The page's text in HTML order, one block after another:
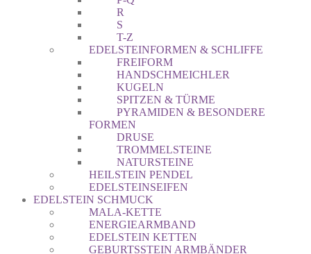
R
S
T-Z
EDELSTEINFORMEN & SCHLIFFE
FREIFORM
HANDSCHMEICHLER
KUGELN
SPITZEN & TÜRME
PYRAMIDEN & BESONDERE
FORMEN
DRUSE
TROMMELSTEINE
NATURSTEINE
HEILSTEIN PENDEL
EDELSTEINSEIFEN
EDELSTEIN SCHMUCK
MALA-KETTE
ENERGIEARMBAND
EDELSTEIN KETTEN
GEBURTSSTEIN ARMBÄNDER